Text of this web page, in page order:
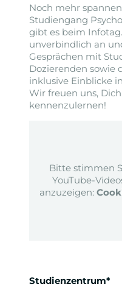
Noch mehr
Studiengang
gibt es beim
unverbindlich an
Gesprächen mit
Dozierenden sowie
inklusive Einblicke
Wir freuen uns,
kennenzulernen!
Bitte stimmen
YouTube-
anzuzeigen:
Studienzentrum*